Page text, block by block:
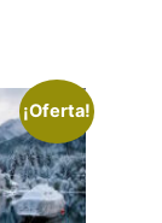
¡Oferta!